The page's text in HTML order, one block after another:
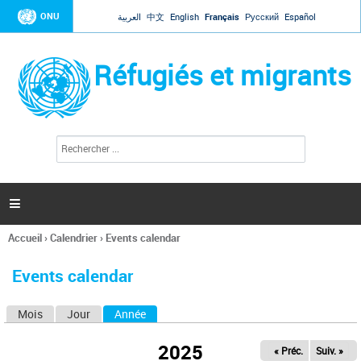
Jump to navigation
ONU العربية 中文 English Français Русский Español
Réfugiés et migrants
l
c
h
e

Vous
ici
Accueil›Calendrier› Events calendar
Events calendar
Mois Jour Année
2025 « Préc. Suiv. »